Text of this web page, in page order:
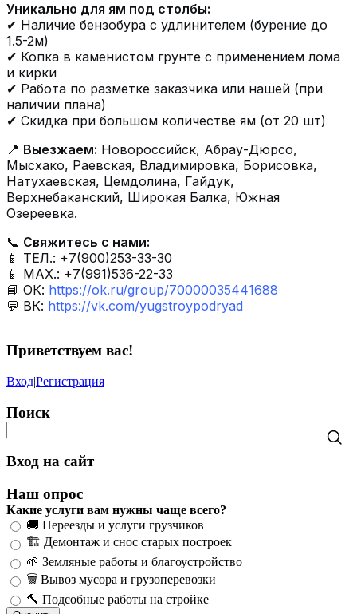
Уникально для ям под столбы:
✔ Наличие бензобура с удлинителем (бурение до
1.5-2м)
✔ Копка в каменистом грунте с применением лома
и кирки
✔ Работа по разметке заказчика или нашей (при
наличии плана)
✔ Скидка при большом количестве ям (от 20 шт)
📍 Выезжаем: Новороссийск, Абрау-Дюрсо,
Мысхако, Раевская, Владимировка, Борисовка,
Натухаевская, Цемдолина, Гайдук,
Верхнебаканский, Широкая Балка, Южная
Озереевка.
📞 Свяжитесь с нами:
📱 ТЕЛ.: +7(900)253-33-30
📱 МАХ.: +7(991)536-22-33
📘 ОК: https://ok.ru/group/70000035441688
💬 ВК: https://vk.com/yugstroypodryad
Приветствуем вас!
Вход|Регистрация
Поиск
Вход на сайт
Наш опрос
Какие услуги вам нужны чаще всего?
🚚 Переезды и услуги грузчиков
🏗️ Демонтаж и снос старых построек
🌱 Земляные работы и благоустройство
🗑️ Вывоз мусора и грузоперевозки
🔨 Подсобные работы на стройке